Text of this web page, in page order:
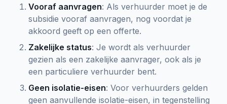
Vooraf aanvragen: Als verhuurder moet je de
subsidie vooraf aanvragen, nog voordat je
akkoord geeft op een offerte.
Zakelijke status: Je wordt als verhuurder
gezien als een zakelijke aanvrager, ook als je
een particuliere verhuurder bent.
Geen isolatie-eisen: Voor verhuurders gelden
geen aanvullende isolatie-eisen, in tegenstelling